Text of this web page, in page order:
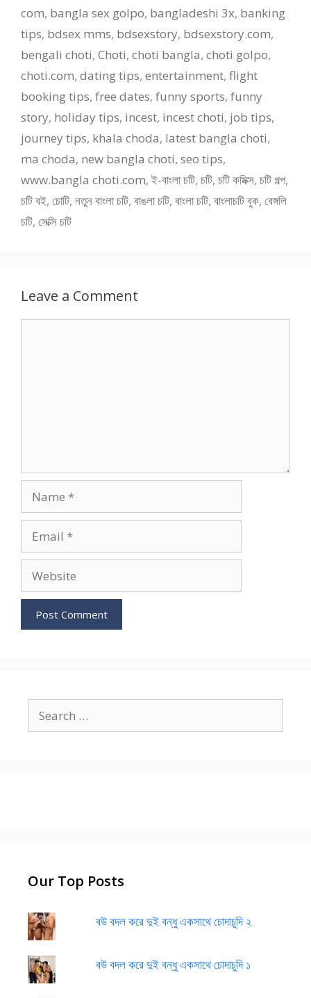
com, bangla sex golpo, bangladeshi 3x, banking
tips, bdsex mms, bdsexstory, bdsexstory.com,
bengali choti, Choti, choti bangla, choti golpo,
choti.com, dating tips, entertainment, flight
booking tips, free dates, funny sports, funny
story, holiday tips, incest, incest choti, job tips,
journey tips, khala choda, latest bangla choti,
ma choda, new bangla choti, seo tips,
www.bangla choti.com,ই-বাংলা চটি, চটি, চটি কমিক্স, চটি গল্প,
চটি বই, চোটি, নতুন বাংলা চটি, বাঙলা চটি, বাংলা চটি, বাংলাচটি বুক, বেঙ্গলি
চটি, সেক্সি চটি
Leave a Comment
for:
Our Top Posts
বউ বদল করে দুই বন্ধু একসাথে চোদাচুদি ২
বউ বদল করে দুই বন্ধু একসাথে চোদাচুদি ১